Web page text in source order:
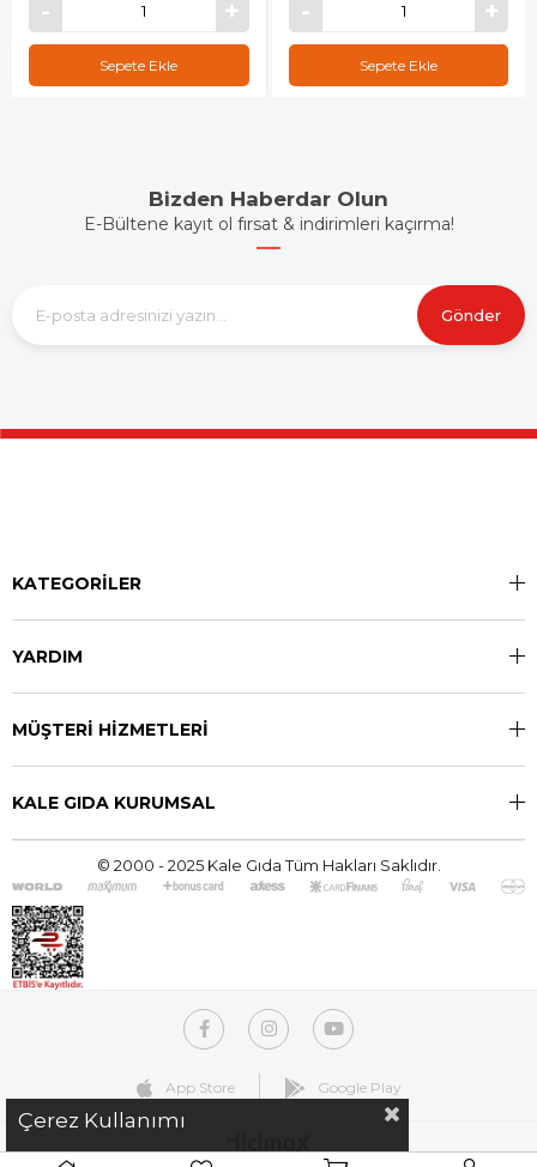
Sepete Ekle Sepete Ekle
Bizden Haberdar Olun
E-Bültene kayıt ol fırsat & indirimleri kaçırma!
Gönder
KATEGORİLER
YARDIM
MÜŞTERİ HİZMETLERİ
KALE GIDA KURUMSAL
© 2000 - 2025 Kale Gıda Tüm Hakları Saklıdır.
App Store Google Play
Çerez Kullanımı